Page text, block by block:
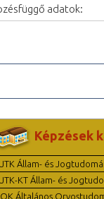
adatok:
Képzések
Állam- és
KT Állam- és
Általános